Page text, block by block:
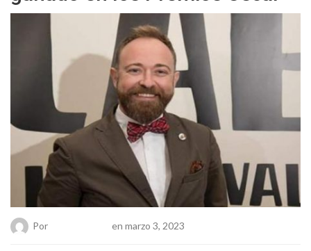
Por en marzo 3, 2023